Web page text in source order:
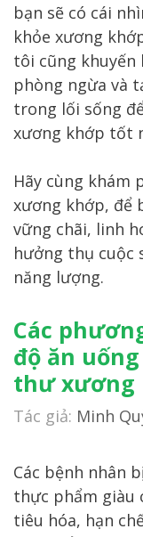
bạn sẽ có cái
khỏe xương
tôi cũng khuyến
phòng ngừa và
trong lối sống
xương khớp tốt
Hãy cùng khám
xương khớp, để
vững chãi, linh
hưởng thụ cuộc
năng lượng.
Các
độ ăn
thư xương
Tác giả: Minh
Các bệnh nhân
thực phẩm giàu
tiêu hóa, hạn